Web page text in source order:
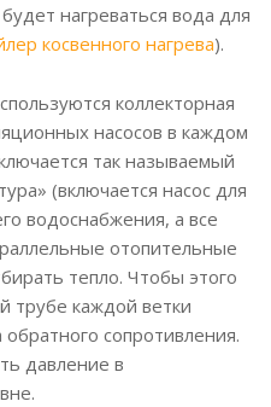
нагреваться вода для
косвенного нагрева).
коллекторная
насосов в каждом
так называемый
(включается насос для
водоснабжения, а все
отопительные
тепло. Чтобы этого
трубе каждой ветки
обратного сопротивления.
давление в